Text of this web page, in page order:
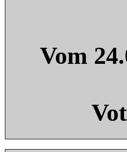
Vom